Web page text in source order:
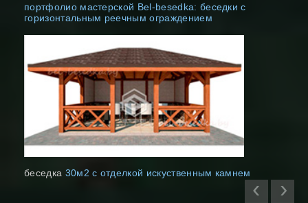
портфолио мастерской Bel-besedka: беседки с
горизонтальным реечным ограждением
беседка 30м2 с отделкой искуственным камнем
‹ ›